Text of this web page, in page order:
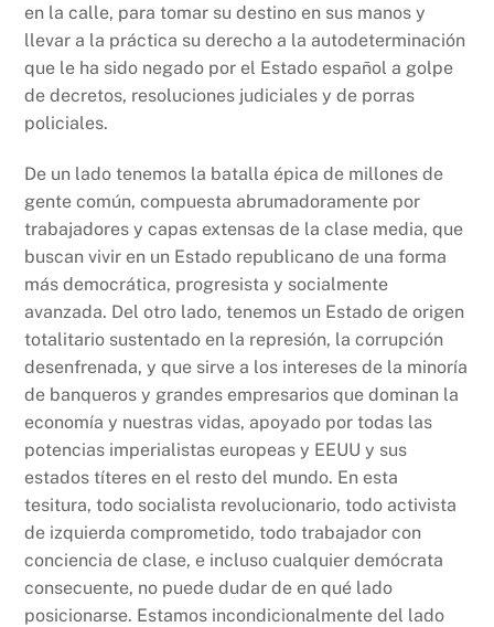
en la calle, para tomar su destino en sus manos y
llevar a la práctica su derecho a la autodeterminación
que le ha sido negado por el Estado español a golpe
de decretos, resoluciones judiciales y de porras
policiales.
De un lado tenemos la batalla épica de millones de
gente común, compuesta abrumadoramente por
trabajadores y capas extensas de la clase media, que
buscan vivir en un Estado republicano de una forma
más democrática, progresista y socialmente
avanzada. Del otro lado, tenemos un Estado de origen
totalitario sustentado en la represión, la corrupción
desenfrenada, y que sirve a los intereses de la minoría
de banqueros y grandes empresarios que dominan la
economía y nuestras vidas, apoyado por todas las
potencias imperialistas europeas y EEUU y sus
estados títeres en el resto del mundo. En esta
tesitura, todo socialista revolucionario, todo activista
de izquierda comprometido, todo trabajador con
conciencia de clase, e incluso cualquier demócrata
consecuente, no puede dudar de en qué lado
posicionarse. Estamos incondicionalmente del lado